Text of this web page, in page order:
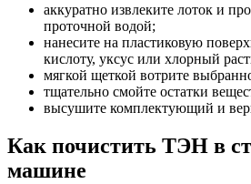
аккуратно извлеките лоток и
проточной водой;
нанесите на пластиковую
кислоту, уксус или хлорный
мягкой щеткой вотрите
тщательно смойте остатки
высушите комплектующий и
Как почистить ТЭН в
машине